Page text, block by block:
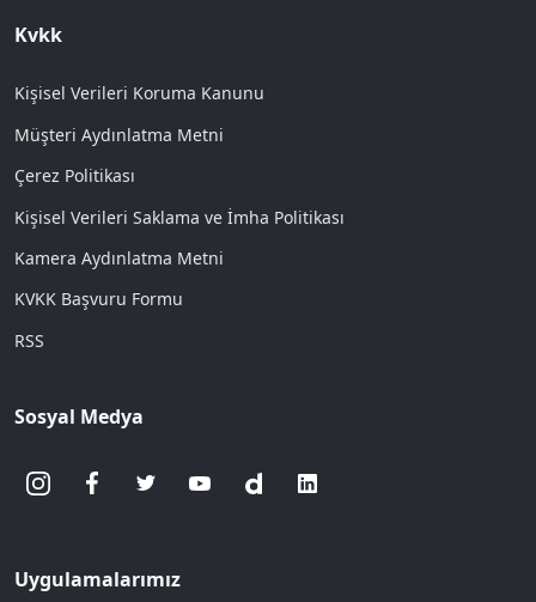
Kvkk
Kişisel Verileri Koruma Kanunu
Müşteri Aydınlatma Metni
Çerez Politikası
Kişisel Verileri Saklama ve İmha Politikası
Kamera Aydınlatma Metni
KVKK Başvuru Formu
RSS
Sosyal Medya
Uygulamalarımız